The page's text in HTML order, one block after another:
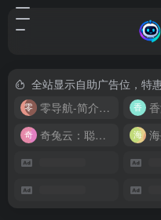
全站显示自助广告位，特
零导航-简介实用的网址导航
奇兔云：聪明人的“省”钱计划！